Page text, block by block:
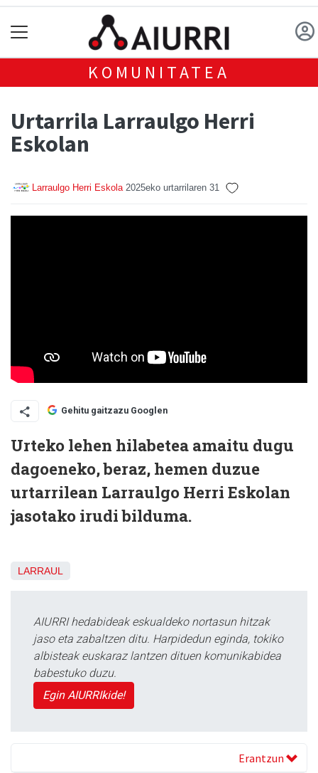
KOMUNITATEA
Urtarrila Larraulgo Herri
Eskolan
Larraulgo Herri Eskola 2025eko urtarrilaren 31
Gehitu gaitzazu Googlen
Urteko lehen hilabetea amaitu dugu
dagoeneko, beraz, hemen duzue
urtarrilean Larraulgo Herri Eskolan
jasotako irudi bilduma.
LARRAUL
AIURRI hedabideak eskualdeko nortasun hitzak
jaso eta zabaltzen ditu. Harpidedun eginda, tokiko
albisteak euskaraz lantzen dituen komunikabidea
babestuko duzu.
Egin AIURRIkide!
Erantzun